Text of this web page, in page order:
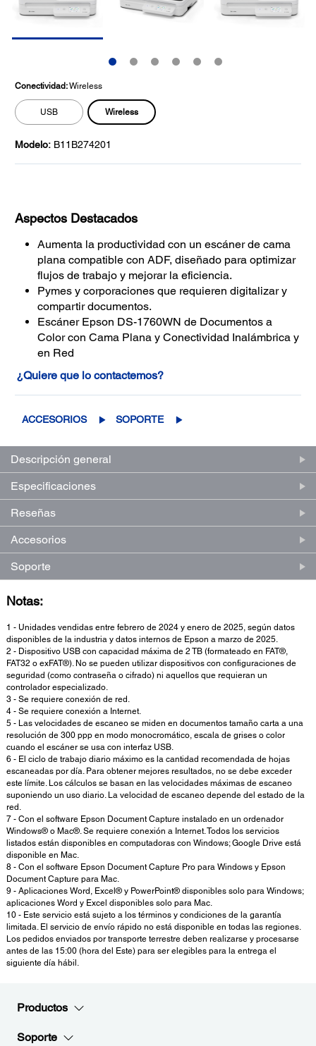
Conectividad:Wireless
USB Wireless
Modelo: B11B274201
Aspectos Destacados
Aumenta la productividad con un escáner de cama
plana compatible con ADF, diseñado para optimizar
flujos de trabajo y mejorar la eficiencia.
Pymes y corporaciones que requieren digitalizar y
compartir documentos.
Escáner Epson DS-1760WN de Documentos a
Color con Cama Plana y Conectividad Inalámbrica y
en Red
¿Quiere que lo contactemos?
ACCESORIOS SOPORTE
Descripción general
Especificaciones
Reseñas
Accesorios
Soporte
Notas:
1 - Unidades vendidas entre febrero de 2024 y enero de 2025, según datos
disponibles de la industria y datos internos de Epson a marzo de 2025.
2 - Dispositivo USB con capacidad máxima de 2 TB (formateado en FAT®,
FAT32 o exFAT®). No se pueden utilizar dispositivos con configuraciones de
seguridad (como contraseña o cifrado) ni aquellos que requieran un
controlador especializado.
3 - Se requiere conexión de red.
4 - Se requiere conexión a Internet.
5 - Las velocidades de escaneo se miden en documentos tamaño carta a una
resolución de 300 ppp en modo monocromático, escala de grises o color
cuando el escáner se usa con interfaz USB.
6 - El ciclo de trabajo diario máximo es la cantidad recomendada de hojas
escaneadas por día. Para obtener mejores resultados, no se debe exceder
este límite. Los cálculos se basan en las velocidades máximas de escaneo
suponiendo un uso diario. La velocidad de escaneo depende del estado de la
red.
7 - Con el software Epson Document Capture instalado en un ordenador
Windows® o Mac®. Se requiere conexión a Internet. Todos los servicios
listados están disponibles en computadoras con Windows; Google Drive está
disponible en Mac.
8 - Con el software Epson Document Capture Pro para Windows y Epson
Document Capture para Mac.
9 - Aplicaciones Word, Excel® y PowerPoint® disponibles solo para Windows;
aplicaciones Word y Excel disponibles solo para Mac.
10 - Este servicio está sujeto a los términos y condiciones de la garantía
limitada. El servicio de envío rápido no está disponible en todas las regiones.
Los pedidos enviados por transporte terrestre deben realizarse y procesarse
antes de las 15:00 (hora del Este) para ser elegibles para la entrega el
siguiente día hábil.
Productos
Soporte